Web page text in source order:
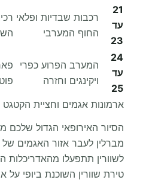
21
עד
23
רכבות שבדיות ופלאי
החוף המערבי
24
עד
25
המערב הפרוע כפרי
ויקינגים וחזרה
ארמונות אגמים וחציית הקטגט
הסיור האירופאי הגדול שלכם
מברלין לעבר אזור האגמים
לשוורין תתפעלו מהאדריכלות
טירת שוורין השוכנת ביופי